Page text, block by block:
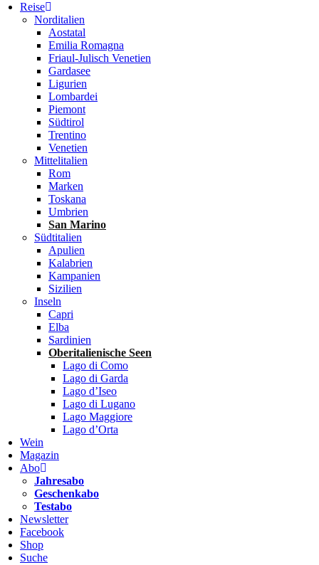
Reise
Norditalien
Aostatal
Emilia Romagna
Friaul-Julisch Venetien
Gardasee
Ligurien
Lombardei
Piemont
Südtirol
Trentino
Venetien
Mittelitalien
Rom
Marken
Toskana
Umbrien
San Marino
Südtitalien
Apulien
Kalabrien
Kampanien
Sizilien
Inseln
Capri
Elba
Sardinien
Oberitalienische Seen
Lago di Como
Lago di Garda
Lago d’Iseo
Lago di Lugano
Lago Maggiore
Lago d’Orta
Wein
Magazin
Abo
Jahresabo
Geschenkabo
Testabo
Newsletter
Facebook
Shop
Suche